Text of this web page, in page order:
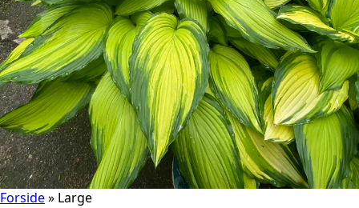
Forside» Large